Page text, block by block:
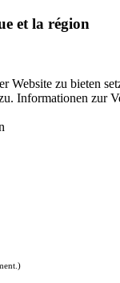
et la région
Website zu bieten
Informationen zur